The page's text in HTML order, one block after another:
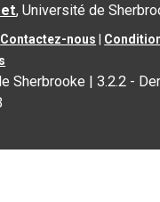
, Université de
Contactez-nous
Sherbrooke |3.2.2 -